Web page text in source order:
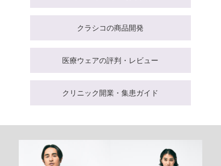
クラシコの商品開発
医療ウェアの評判・レビュー
クリニック開業・集患ガイド